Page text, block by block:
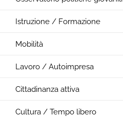
Istruzione / Formazione
Mobilità
Lavoro / Autoimpresa
Cittadinanza attiva
Cultura / Tempo libero